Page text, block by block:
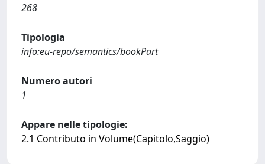
268
Tipologia
info:eu-repo/semantics/bookPart
Numero autori
1
Appare nelle tipologie:
2.1 Contributo in Volume(Capitolo,Saggio)